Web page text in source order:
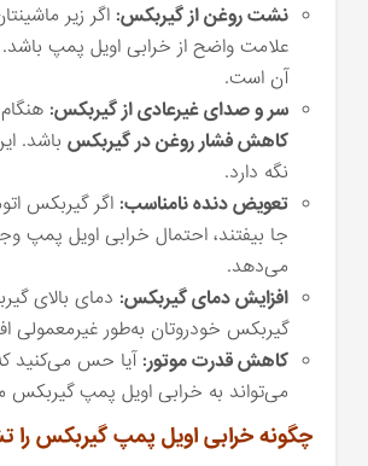
نشت روغن از گیربکس: اگر زیر
علامت واضح از خرابی اویل پمپ باشد.
آن است.
سر و صدای غیرعادی از گیربکس:
کاهش فشار روغن در گیربکس باشد.
نگه دارد.
تعویض دنده نامناسب: اگر گیربکس
جا بیفتند، احتمال خرابی اویل
می‌دهد.
افزایش دمای گیربکس: دمای بالای
گیربکس خودروتان به‌طور غیرمعمولی
کاهش قدرت موتور: آیا حس می‌کنید
می‌تواند به خرابی اویل پمپ گیربکس
چگونه خرابی اویل پمپ گیربکس